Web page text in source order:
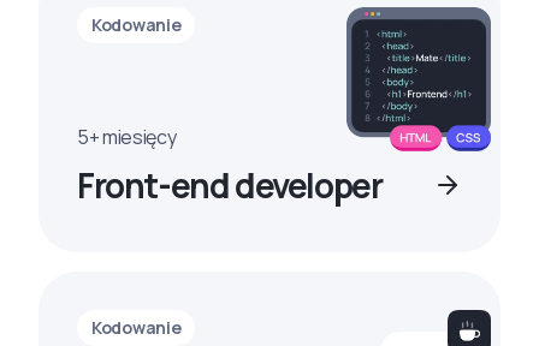
Kodowanie
5+ miesięcy
Front-end developer
Kodowanie